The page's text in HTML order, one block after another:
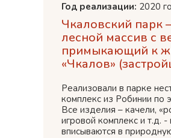
Год реализации: 2020
Чкаловский парк
лесной массив с
примыкающий к
«Чкалов»
Реализовали в парке
комплекс из Робинии по
Все изделия – качели,
игровой комплекс и т.д.
вписываются в